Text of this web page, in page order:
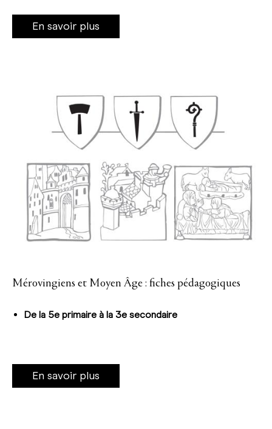
En savoir plus
Mérovingiens et Moyen Âge : fiches pédagogiques
De la 5e primaire à la 3e secondaire
En savoir plus